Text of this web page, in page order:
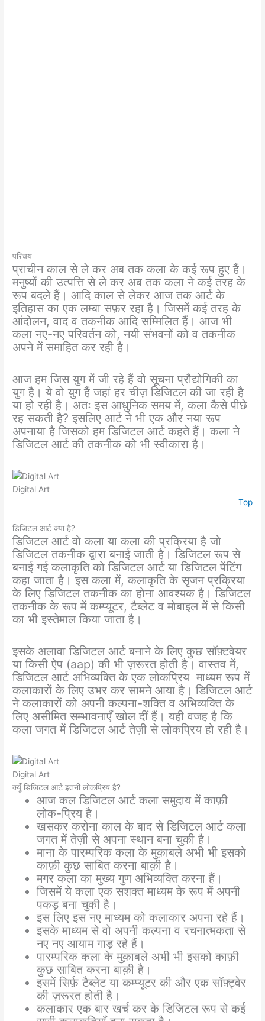
परिचय
प्राचीन काल से ले कर अब तक कला के कई रूप हुए हैं।
मनुष्यों की उत्पत्ति से ले कर अब तक कला ने कई तरह के
रूप बदले हैं। आदि काल से लेकर आज तक आर्ट के
इतिहास का एक लम्बा सफ़र रहा है। जिसमें कई तरह के
आंदोलन, वाद व तकनीक आदि सम्मिलित हैं। आज भी
कला नए-नए परिवर्तन को, नयी संभवनों को व तकनीक
अपने में समाहित कर रही है।
आज हम जिस युग में जी रहे हैं वो सूचना प्रौद्योगिकी का
युग है। ये वो युग हैं जहां हर चीज़ डिजिटल की जा रही है
या हो रही है। अतः इस आधुनिक समय में, कला कैसे पीछे
रह सकती है? इसलिए आर्ट ने भी एक और नया रूप
अपनाया है जिसको हम डिजिटल आर्ट कहते हैं। कला ने
डिजिटल आर्ट की तकनीक को भी स्वीकारा है।
Digital Art
Top
डिजिटल आर्ट क्या है?
डिजिटल आर्ट वो कला या कला की प्रक्रिया है जो
डिजिटल तकनीक द्वारा बनाई जाती है। डिजिटल रूप से
बनाई गई कलाकृति को डिजिटल आर्ट या डिजिटल पेंटिंग
कहा जाता है। इस कला में, कलाकृति के सृजन प्रक्रिया
के लिए डिजिटल तकनीक का होना आवश्यक है। डिजिटल
तकनीक के रूप में कम्प्यूटर, टैब्लेट व मोबाइल में से किसी
का भी इस्तेमाल किया जाता है।
इसके अलावा डिजिटल आर्ट बनाने के लिए कुछ सॉफ़्टवेयर
या किसी ऐप (aap) की भी ज़रूरत होती है। वास्तव में,
डिजिटल आर्ट अभिव्यक्ति के एक लोकप्रिय माध्यम रूप में
कलाकारों के लिए उभर कर सामने आया है। डिजिटल आर्ट
ने कलाकारों को अपनी कल्पना-शक्ति व अभिव्यक्ति के
लिए असीमित सम्भावनाएँ खोल दीं हैं। यही वजह है कि
कला जगत में डिजिटल आर्ट तेज़ी से लोकप्रिय हो रही है।
Digital Art
क्यूँ डिजिटल आर्ट इतनी लोकप्रिय है?
आज कल डिजिटल आर्ट कला समुदाय में काफ़ी
लोक-प्रिय है।
खसकर करोना काल के बाद से डिजिटल आर्ट कला
जगत में तेज़ी से अपना स्थान बना चुकी है।
माना के पारम्परिक कला के मुक़ाबले अभी भी इसको
काफ़ी कुछ साबित करना बाक़ी है।
मगर कला का मुख्य गुण अभिव्यक्ति करना हैं।
जिसमें ये कला एक सशक्त माध्यम के रूप में अपनी
पकड़ बना चुकी है।
इस लिए इस नए माध्यम को कलाकार अपना रहे हैं।
इसके माध्यम से वो अपनी कल्पना व रचनात्मकता से
नए नए आयाम गाड़ रहे हैं।
पारम्परिक कला के मुक़ाबले अभी भी इसको काफ़ी
कुछ साबित करना बाक़ी है।
इसमें सिर्फ़ टैब्लेट या कम्प्यूटर की और एक सॉफ़्ट्वेर
की ज़रूरत होती है।
कलाकार एक बार खर्च कर के डिजिटल रूप से कई